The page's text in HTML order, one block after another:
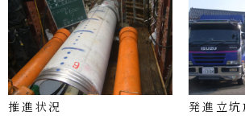
推進状況 発進立